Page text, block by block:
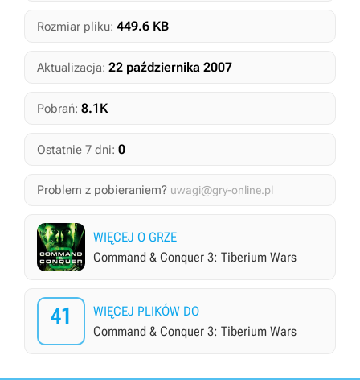
Rozmiar pliku: 449.6 KB
Aktualizacja: 22 października 2007
Pobrań: 8.1K
Ostatnie 7 dni: 0
Problem z pobieraniem? uwagi@gry-online.pl
WIĘCEJ O GRZE
Command & Conquer 3: Tiberium Wars
41
WIĘCEJ PLIKÓW DO
Command & Conquer 3: Tiberium Wars